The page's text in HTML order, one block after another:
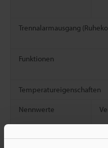
Trennalarmausgang
Funktionen
Temperatureigenschaften
Nennwerte